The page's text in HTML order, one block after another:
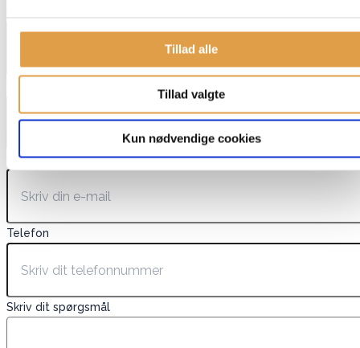
Tillad alle
Tillad valgte
Kun nødvendige cookies
E-mail*
Telefon
Skriv dit spørgsmål